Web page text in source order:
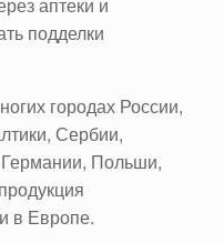
подделки
городах России,
Сербии,
Польши,
в Европе.